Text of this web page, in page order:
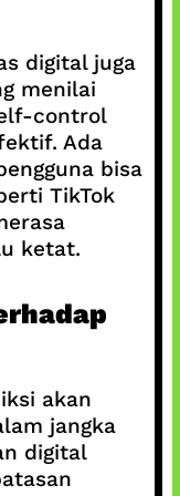
digital juga
menilai
control
Ada
bisa
TikTok
ketat.
akan
jangka
digital